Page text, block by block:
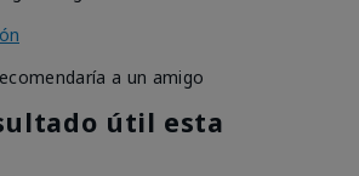
a un amigo
útil esta